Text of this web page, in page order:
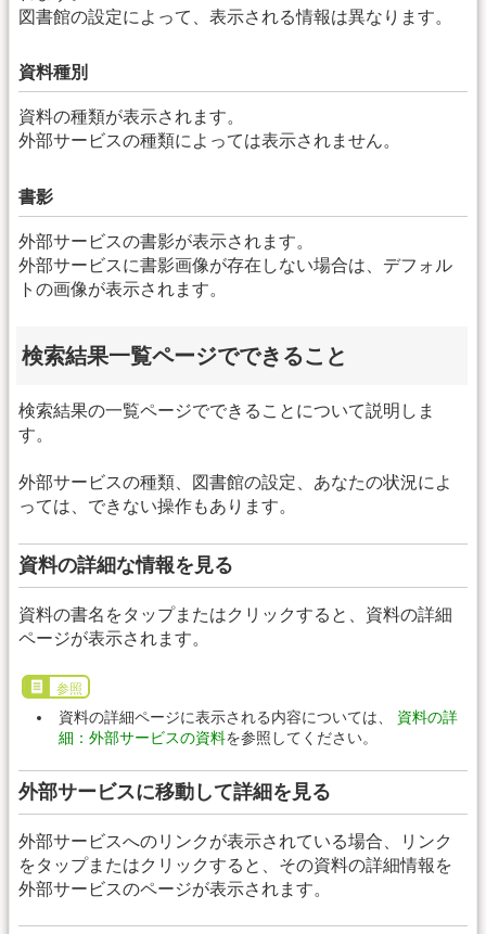
図書館の設定によって、表示される情報は異なります。
資料種別
資料の種類が表示されます。
外部サービスの種類によっては表示されません。
書影
外部サービスの書影が表示されます。
外部サービスに書影画像が存在しない場合は、デフォル
トの画像が表示されます。
検索結果一覧ページでできること
検索結果の一覧ページでできることについて説明しま
す。
外部サービスの種類、図書館の設定、あなたの状況によ
っては、できない操作もあります。
資料の詳細な情報を見る
資料の書名をタップまたはクリックすると、資料の詳細
ページが表示されます。
参照
資料の詳細ページに表示される内容については、 資料の詳
細：外部サービスの資料を参照してください。
外部サービスに移動して詳細を見る
外部サービスへのリンクが表示されている場合、リンク
をタップまたはクリックすると、その資料の詳細情報を
外部サービスのページが表示されます。